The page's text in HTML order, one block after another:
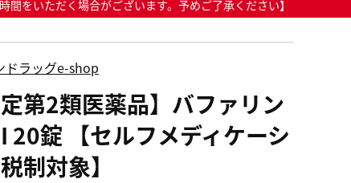
をいただく場合がございます。予めご了承ください】
ドラッグe-shop
定第2類医薬品】バファリン
20錠 【セルフメディケーシ
制対象】